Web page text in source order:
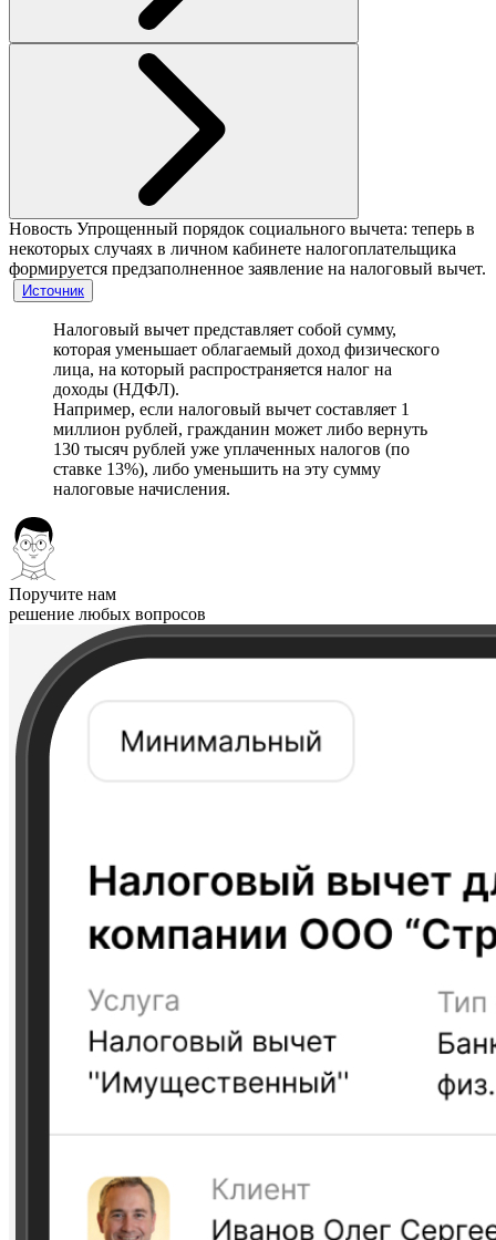
Новость Упрощенный порядок социального вычета: теперь в
некоторых случаях в личном кабинете налогоплательщика
формируется предзаполненное заявление на налоговый вычет.
Источник
Налоговый вычет представляет собой сумму,
которая уменьшает облагаемый доход физического
лица, на который распространяется налог на
доходы (НДФЛ).
Например, если налоговый вычет составляет 1
миллион рублей, гражданин может либо вернуть
130 тысяч рублей уже уплаченных налогов (по
ставке 13%), либо уменьшить на эту сумму
налоговые начисления.
Поручите нам
решение любых вопросов